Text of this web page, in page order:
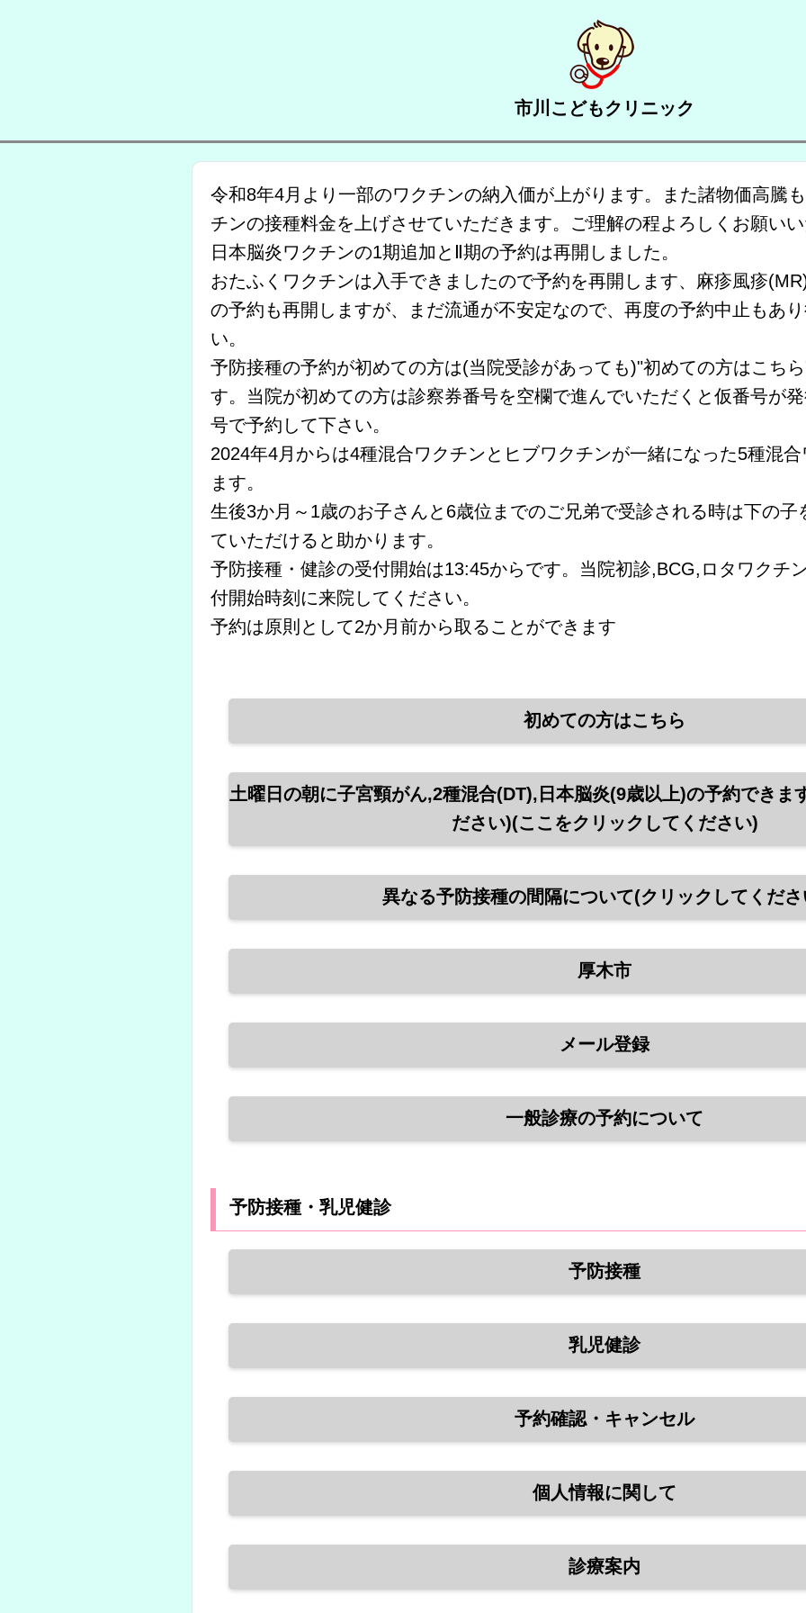
市川こどもクリニック
令和8年4月より一部のワクチンの納入価が上がります。また諸物価高騰
チンの接種料金を上げさせていただきます。ご理解の程よろしくお願い
日本脳炎ワクチンの1期追加とⅡ期の予約は再開しました。
おたふくワクチンは入手できましたので予約を再開します、麻疹風疹
の予約も再開しますが、まだ流通が不安定なので、再度の予約中止もあ
い。
予防接種の予約が初めての方は(当院受診があっても)"初めての方はこち
す。当院が初めての方は診察券番号を空欄で進んでいただくと仮番号が
号で予約して下さい。
2024年4月からは4種混合ワクチンとヒブワクチンが一緒になった5種混
ます。
生後3か月～1歳のお子さんと6歳位までのご兄弟で受診される時は下の子
ていただけると助かります。
予防接種・健診の受付開始は13:45からです。当院初診,BCG,ロタワクチ
付開始時刻に来院してください。
予約は原則として2か月前から取ることができます
初めての方はこちら
土曜日の朝に子宮頸がん,2種混合(DT),日本脳炎(9歳以上)の予約できま
ださい)(ここをクリックしてください)
異なる予防接種の間隔について(クリックしてくだ
厚木市
メール登録
一般診療の予約について
予防接種・乳児健診
予防接種
乳児健診
予約確認・キャンセル
個人情報に関して
診療案内